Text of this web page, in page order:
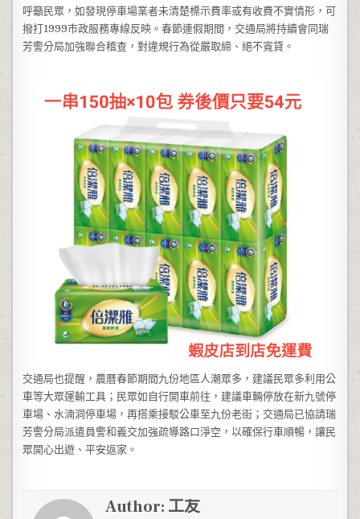
呼籲民眾，如發現停車場業者未清楚標示費率或有收費不實情形，可
撥打1999市政服務專線反映。春節連假期間，交通局將持續會同瑞
芳警分局加強聯合稽查，對違規行為從嚴取締、絕不寬貸。
交通局也提醒，農曆春節期間九份地區人潮眾多，建議民眾多利用公
車等大眾運輸工具；民眾如自行開車前往，建議車輛停放在新九號停
車場、水湳洞停車場，再搭乘接駁公車至九份老街；交通局已協請瑞
芳警分局派遣員警和義交加強疏導路口淨空，以確保行車順暢，讓民
眾開心出遊、平安返家。
Author: 工友